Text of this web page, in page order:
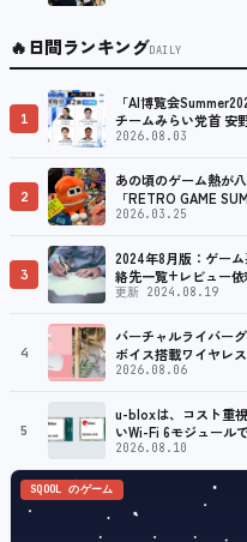
🔥日間ランキングDAILY
1
「AI博覧会
チームみらい党首 安
ル庁のガバメントAI
2026.08.03
2
あの頃のゲーム熱が
「RETRO GAME
2026.03.25
3
2024年8月版：ゲー
絡先一覧+レビュー
更新 2024.08.19
4
バーチャルライバー
ボイス搭載ワイヤレ
販売決定！ ８月７日
2026.08.06
5
u-bloxは、コスト重
いWi-Fi 6モジュール
2026.08.10
SQOOL のゲーム